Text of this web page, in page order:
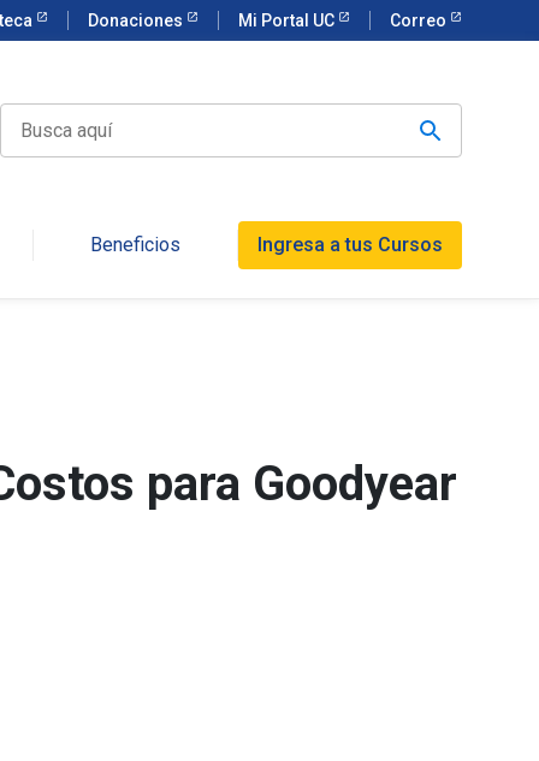
Donaciones Mi Portal UC Correo
Beneficios Ingresa a tus Cursos
para Goodyear